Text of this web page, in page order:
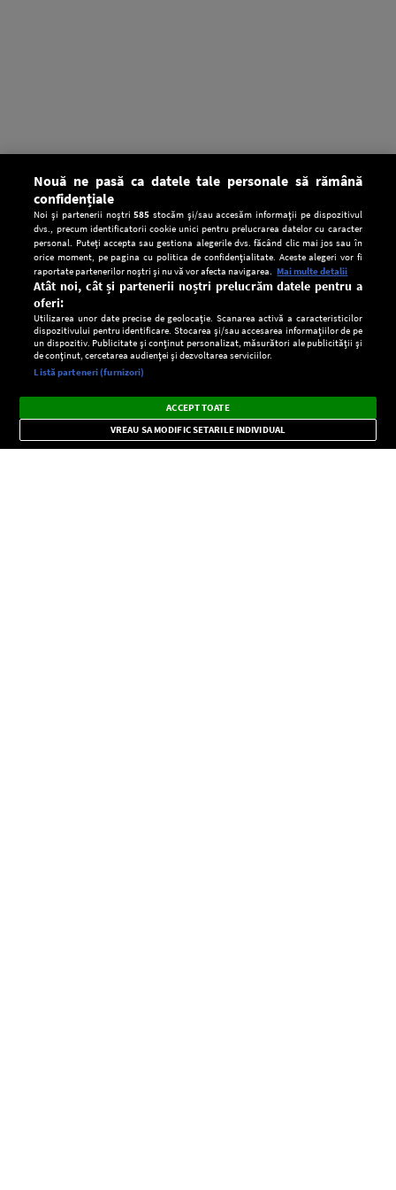
CONFIDENŢIALITATE
Setări:
Dark
Mode
Radio live, podcasturi, știri și alerte
importante.
×
Nouă ne pasă ca datele tale personale să rămână
confidențiale
Noi și partenerii noștri585 stocăm și/sau accesăm informații pe dispozitivul
dvs., precum identificatorii cookie unici pentru prelucrarea datelor cu caracter
personal. Puteți accepta sau gestiona alegerile dvs. făcând clic mai jos sau în
orice moment, pe pagina cu politica de confidențialitate. Aceste alegeri vor fi
raportate partenerilor noștri și nu vă vor afecta navigarea. Mai multe detalii
Atât noi, cât și partenerii noștri prelucrăm datele pentru a
oferi:
Utilizarea unor date precise de geolocație. Scanarea activă a caracteristicilor
dispozitivului pentru identificare. Stocarea și/sau accesarea informațiilor de pe
un dispozitiv. Publicitate și conținut personalizat, măsurători ale publicității și
de conținut, cercetarea audienței și dezvoltarea serviciilor.
Listă parteneri (furnizori)
ACCEPT TOATE
VREAU SA MODIFIC SETARILE INDIVIDUAL